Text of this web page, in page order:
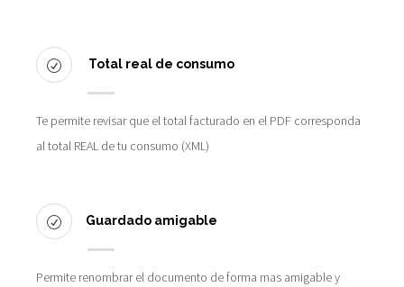
Total real de consumo
Te permite revisar que el total facturado en el PDF corresponda
al total REAL de tu consumo (XML)
Guardado amigable
Permite renombrar el documento de forma mas amigable y